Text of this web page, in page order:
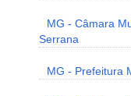
MG - Câmara
Serrana
MG - Prefeitura